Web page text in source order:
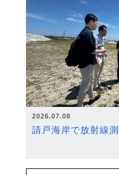
2026.07.08
請戸海岸で放射線